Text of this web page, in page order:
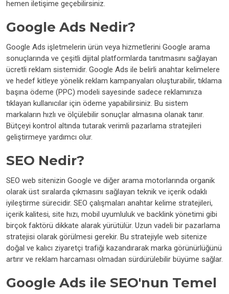
hemen iletişime geçebilirsiniz.
Google Ads Nedir?
Google Ads işletmelerin ürün veya hizmetlerini Google arama
sonuçlarında ve çeşitli dijital platformlarda tanıtmasını sağlayan
ücretli reklam sistemidir. Google Ads ile belirli anahtar kelimelere
ve hedef kitleye yönelik reklam kampanyaları oluşturabilir, tıklama
başına ödeme (PPC) modeli sayesinde sadece reklamınıza
tıklayan kullanıcılar için ödeme yapabilirsiniz. Bu sistem
markaların hızlı ve ölçülebilir sonuçlar almasına olanak tanır.
Bütçeyi kontrol altında tutarak verimli pazarlama stratejileri
geliştirmeye yardımcı olur.
SEO Nedir?
SEO web sitenizin Google ve diğer arama motorlarında organik
olarak üst sıralarda çıkmasını sağlayan teknik ve içerik odaklı
iyileştirme sürecidir. SEO çalışmaları anahtar kelime stratejileri,
içerik kalitesi, site hızı, mobil uyumluluk ve backlink yönetimi gibi
birçok faktörü dikkate alarak yürütülür. Uzun vadeli bir pazarlama
stratejisi olarak görülmesi gerekir. Bu stratejiyle web sitenize
doğal ve kalıcı ziyaretçi trafiği kazandırarak marka görünürlüğünü
artırır ve reklam harcaması olmadan sürdürülebilir büyüme sağlar.
Google Ads ile SEO'nun Temel